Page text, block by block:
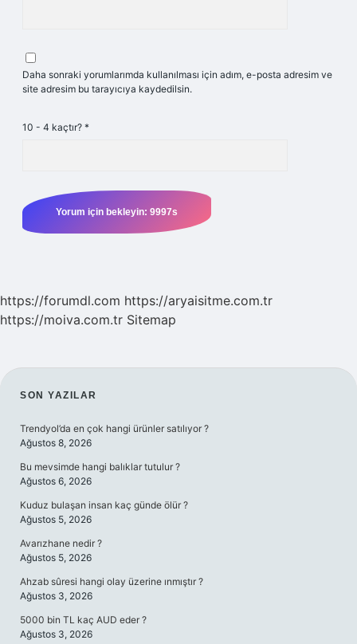
Daha sonraki yorumlarımda kullanılması için adım, e-posta adresim ve
site adresim bu tarayıcıya kaydedilsin.
10 - 4 kaçtır? *
https://forumdl.com https://aryaisitme.com.tr
https://moiva.com.tr Sitemap
SIDEBAR
SON YAZILAR
Trendyol’da en çok hangi ürünler satılıyor ?
Ağustos 8, 2026
Bu mevsimde hangi balıklar tutulur ?
Ağustos 6, 2026
Kuduz bulaşan insan kaç günde ölür ?
Ağustos 5, 2026
Avarızhane nedir ?
Ağustos 5, 2026
Ahzab sûresi hangi olay üzerine ınmıştır ?
Ağustos 3, 2026
5000 bin TL kaç AUD eder ?
Ağustos 3, 2026